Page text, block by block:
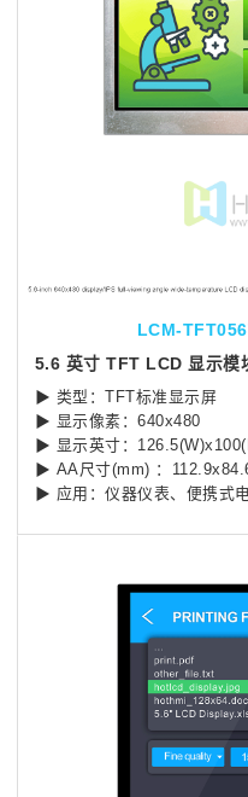
LCM-
▶ 类型：TFT标准显示屏
▶ 显示像素：640x480
▶ 显示英寸：
▶ AA尺寸(mm) ：
▶ 应用：仪器仪表、便携式